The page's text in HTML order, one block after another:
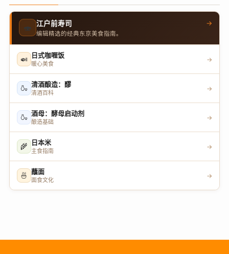
🍣 江户前寿司
编辑精选的经典东京美食指南。
→
🍛 日式咖喱饭
暖心美食
→
🍶 清酒酿造：醪
清酒百科
→
🍶 酒母：酵母启动剂
酿造基础
→
🌾 日本米
主食指南
→
🍜 蘸面
面食文化
→